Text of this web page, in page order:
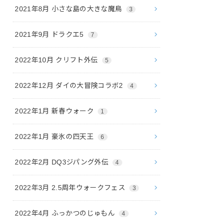
2021年8月 小さな島の大きな魔鳥 3
2021年9月 ドラクエ5 7
2022年10月 クリフト外伝 5
2022年12月 ダイの大冒険コラボ2 4
2022年1月 新春ウォーク 1
2022年1月 豪氷の四天王 6
2022年2月 DQ3ジパング外伝 4
2022年3月 2.5周年ウォークフェス 3
2022年4月 ふっかつのじゅもん 4